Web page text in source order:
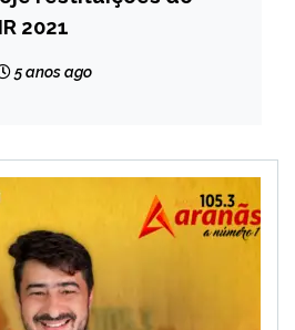
2021
5 anos ago